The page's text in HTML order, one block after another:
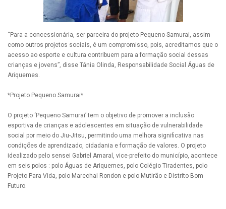
“Para a concessionária, ser parceira do projeto Pequeno Samurai, assim
como outros projetos sociais, é um compromisso, pois, acreditamos que o
acesso ao esporte e cultura contribuem para a formação social dessas
crianças e jovens”, disse Tânia Olinda, Responsabilidade Social Águas de
Ariquemes.
*Projeto Pequeno Samurai*
O projeto ‘Pequeno Samurai’ tem o objetivo de promover a inclusão
esportiva de crianças e adolescentes em situação de vulnerabilidade
social por meio do Jiu-Jitsu, permitindo uma melhora significativa nas
condições de aprendizado, cidadania e formação de valores. O projeto
idealizado pelo sensei Gabriel Amaral, vice-prefeito do município, acontece
em seis polos : polo Águas de Ariquemes, polo Colégio Tiradentes, polo
Projeto Para Vida, polo Marechal Rondon e polo Mutirão e Distrito Bom
Futuro.